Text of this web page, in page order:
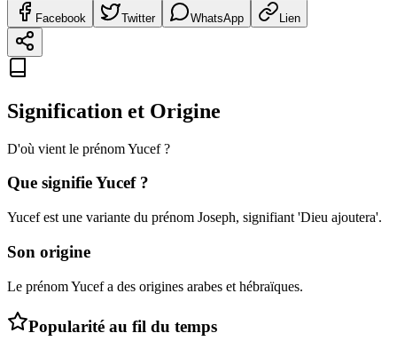
Facebook Twitter WhatsApp Lien
Signification et Origine
D'où vient le prénomYucef?
Que signifieYucef?
Yucef est une variante du prénom Joseph, signifiant 'Dieu ajoutera'.
Son origine
Le prénom Yucef a des origines arabes et hébraïques.
Popularité au fil du temps